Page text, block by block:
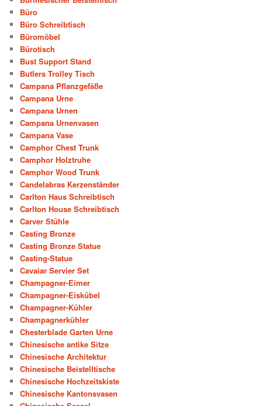
Büro
Büro Schreibtisch
Büromöbel
Bürotisch
Bust Support Stand
Butlers Trolley Tisch
Campana Pflanzgefäße
Campana Urne
Campana Urnen
Campana Urnenvasen
Campana Vase
Camphor Chest Trunk
Camphor Holztruhe
Camphor Wood Trunk
Candelabras Kerzenständer
Carlton Haus Schreibtisch
Carlton House Schreibtisch
Carver Stühle
Casting Bronze
Casting Bronze Statue
Casting-Statue
Cavaiar Servier Set
Champagner-Eimer
Champagner-Eiskübel
Champagner-Kühler
Champagnerkühler
Chesterblade Garten Urne
Chinesische antike Sitze
Chinesische Architektur
Chinesische Beistelltische
Chinesische Hochzeitskiste
Chinesische Kantonsvasen